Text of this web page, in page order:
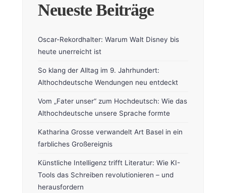
Neueste Beiträge
Oscar-Rekordhalter: Warum Walt Disney bis
heute unerreicht ist
So klang der Alltag im 9. Jahrhundert:
Althochdeutsche Wendungen neu entdeckt
Vom „Fater unser“ zum Hochdeutsch: Wie das
Althochdeutsche unsere Sprache formte
Katharina Grosse verwandelt Art Basel in ein
farbliches Großereignis
Künstliche Intelligenz trifft Literatur: Wie KI-
Tools das Schreiben revolutionieren – und
herausfordern